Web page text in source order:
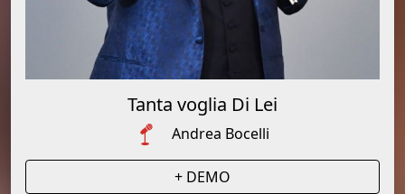
Tanta voglia Di Lei
Andrea Bocelli
+ DEMO